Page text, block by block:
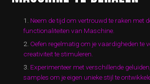
Neem de tijd om vertrouwd te raken met
functionaliteiten van Maschine.
Oefen regelmatig om je vaardigheden te
creativiteit te stimuleren.
Experimenteer met verschillende
samples om je eigen unieke stijl te